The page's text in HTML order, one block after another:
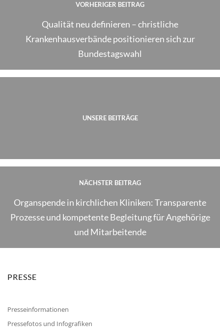
VORHERIGER BEITRAG
Qualität neu definieren – christliche
Krankenhausverbände positionieren sich zur
Bundestagswahl
UNSERE BEITRÄGE
NÄCHSTER BEITRAG
Organspende in kirchlichen Kliniken: Transparente
Prozesse und kompetente Begleitung für Angehörige
und Mitarbeitende
PRESSE
Presseinformationen
Pressefotos und Infografiken